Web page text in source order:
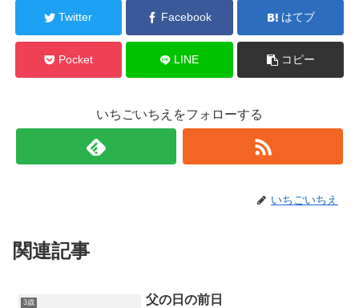
Twitter Facebook はてブ
Pocket LINE コピー
いちごいちえをフォローする
いちごいちえ
関連記事
3歳 父の日の前日